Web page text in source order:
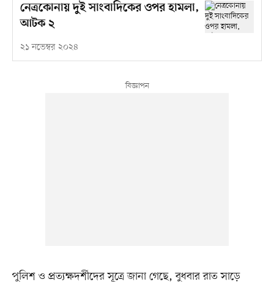
নেত্রকোনায় দুই সাংবাদিকের ওপর হামলা,
আটক ২
২১ নভেম্বর ২০২৪
পুলিশ ও প্রত্যক্ষদর্শীদের সূত্রে জানা গেছে, বুধবার রাত সাড়ে